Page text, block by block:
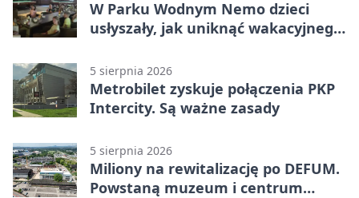
W Parku Wodnym Nemo dzieci
usłyszały, jak uniknąć wakacyjnego
5 sierpnia 2026
Metrobilet zyskuje połączenia PKP
Intercity. Są ważne zasady
5 sierpnia 2026
Miliony na rewitalizację po DEFUM.
Powstaną muzeum i centrum